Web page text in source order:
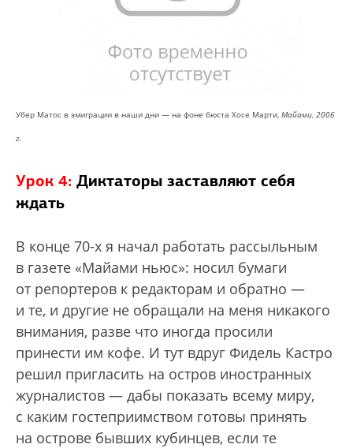
Убер Матос в эмиграции в наши дни — на фоне бюста Хосе Марти, Майами, 2006
г.
Урок 4: Диктаторы заставляют себя
ждать
В конце 70-х я начал работать рассыльным
в газете «Майами ньюс»: носил бумаги
от репортеров к редакторам и обратно —
и те, и другие не обращали на меня никакого
внимания, разве что иногда просили
принести им кофе. И тут вдруг Фидель Кастро
решил пригласить на остров иностранных
журналистов — дабы показать всему миру,
с каким гостеприимством готовы принять
на острове бывших кубинцев, если те